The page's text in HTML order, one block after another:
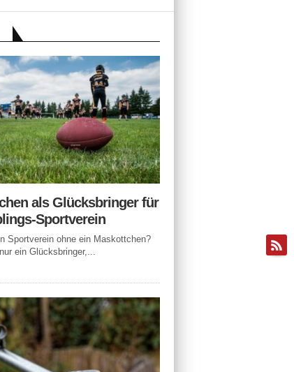
als Glücksbringer für
Sportverein
Sportverein ohne ein Maskottchen?
ein Glücksbringer,...